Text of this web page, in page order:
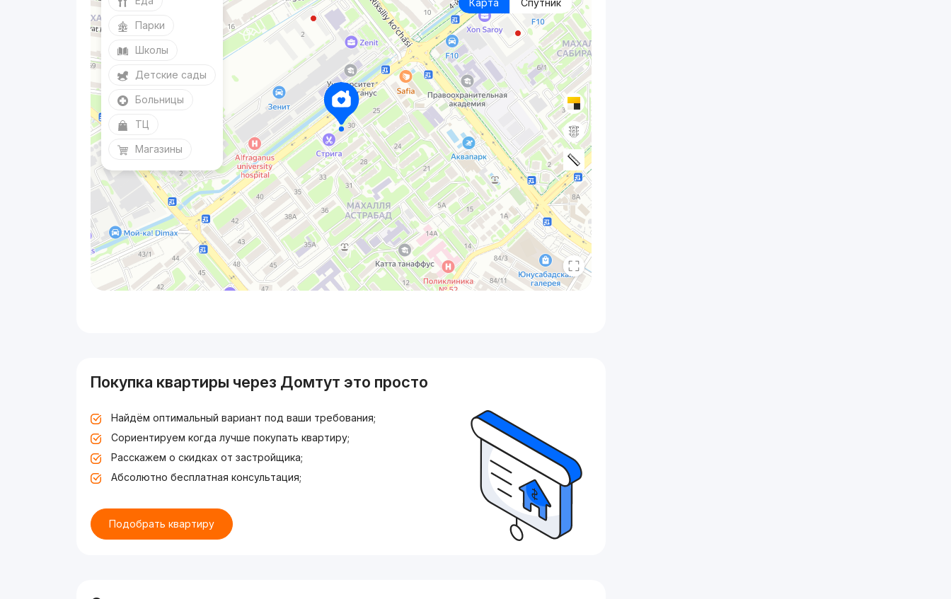
Карта Спутник
Парки
Школы
Детские сады
Больницы
ТЦ
Магазины
Покупка квартиры через Домтут это просто
Найдём оптимальный вариант под ваши требования;
Сориентируем когда лучше покупать квартиру;
Расскажем о скидках от застройщика;
Абсолютно бесплатная консультация;
Подобрать квартиру